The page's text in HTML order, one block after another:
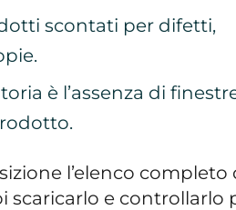
scontati per difetti,
è l’assenza di
l’elenco completo
scaricarlo e controllarlo